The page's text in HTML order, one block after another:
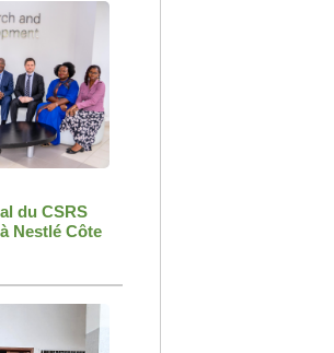
du CSRS
Nestlé Côte